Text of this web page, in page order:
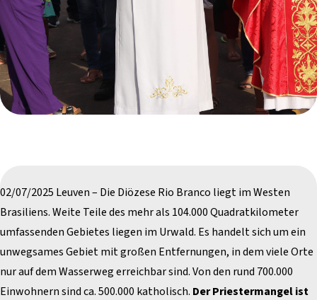
02/07/2025 Leuven – Die Diözese Rio Branco liegt im Westen
Brasiliens. Weite Teile des mehr als 104.000 Quadratkilometer
umfassenden Gebietes liegen im Urwald. Es handelt sich um ein
unwegsames Gebiet mit großen Entfernungen, in dem viele Orte
nur auf dem Wasserweg erreichbar sind. Von den rund 700.000
Einwohnern sind ca. 500.000 katholisch. Der Priestermangel ist